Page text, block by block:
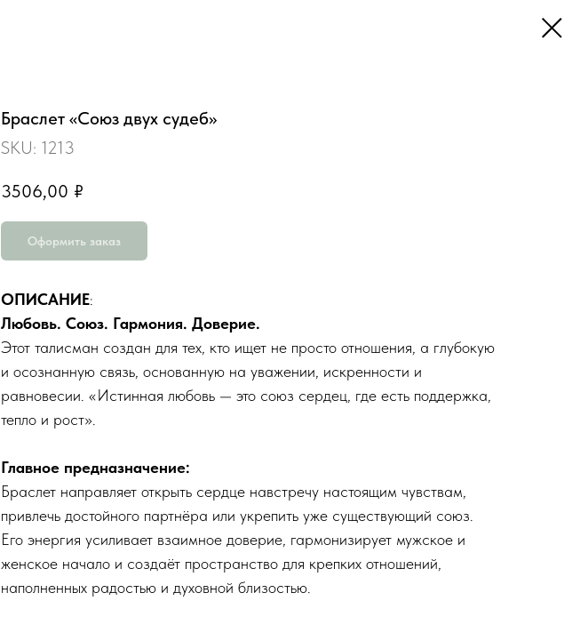
Браслет «Союз двух судеб»
SKU: 1213
3506,00 ₽
Оформить заказ
ОПИСАНИЕ:
Любовь. Союз. Гармония. Доверие.
Этот талисман создан для тех, кто ищет не просто отношения, а глубокую
и осознанную связь, основанную на уважении, искренности и
равновесии. «Истинная любовь — это союз сердец, где есть поддержка,
тепло и рост».
Главное предназначение:
Браслет направляет открыть сердце навстречу настоящим чувствам,
привлечь достойного партнёра или укрепить уже существующий союз.
Его энергия усиливает взаимное доверие, гармонизирует мужское и
женское начало и создаёт пространство для крепких отношений,
наполненных радостью и духовной близостью.